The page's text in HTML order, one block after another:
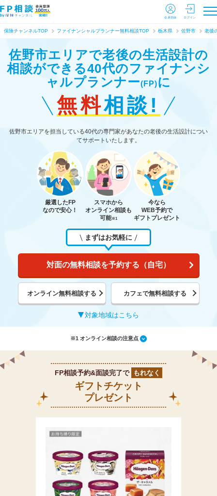
会員登録 ログイン
保険チャンネルTOP ファイナンシャルプランナー無料相談TOP 栃木県 佐野市 老後
佐野市エリアで老後の生活設計の
相談ができる40代のファイナンシ
ャルプランナー(FP)に
無料相談!
佐野市エリアを担当している40代の専門家があなたの老後の生活設計につい
てサポートいたします。
厳選したFP
なので安心！
スマホから
オンライン相談も
可能※1
今なら
WEB予約で
ギフトプレゼント
まずはお気軽に
対面の無料相談を予約する（自宅）
オンライン無料相談する カフェで無料相談する
対象地域はこちら
※1 オンライン相談の注意点
FP相談予約&面談完了で もれなく
ギフトチケット
プレゼント